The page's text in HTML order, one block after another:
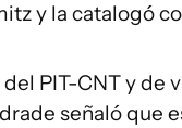
y la catalogó
PIT-CNT y de
señaló que